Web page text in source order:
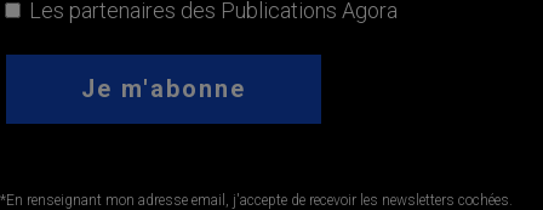
Les partenaires des Publications Agora
*En renseignant mon adresse email, j'accepte de recevoir les newsletters cochées.